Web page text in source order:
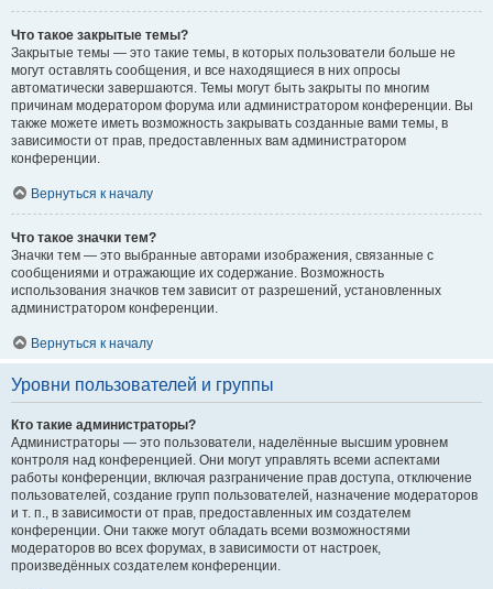
Что такое закрытые темы?
Закрытые темы — это такие темы, в которых пользователи больше не
могут оставлять сообщения, и все находящиеся в них опросы
автоматически завершаются. Темы могут быть закрыты по многим
причинам модератором форума или администратором конференции. Вы
также можете иметь возможность закрывать созданные вами темы, в
зависимости от прав, предоставленных вам администратором
конференции.
Вернуться к началу
Что такое значки тем?
Значки тем — это выбранные авторами изображения, связанные с
сообщениями и отражающие их содержание. Возможность
использования значков тем зависит от разрешений, установленных
администратором конференции.
Вернуться к началу
Уровни пользователей и группы
Кто такие администраторы?
Администраторы — это пользователи, наделённые высшим уровнем
контроля над конференцией. Они могут управлять всеми аспектами
работы конференции, включая разграничение прав доступа, отключение
пользователей, создание групп пользователей, назначение модераторов
и т. п., в зависимости от прав, предоставленных им создателем
конференции. Они также могут обладать всеми возможностями
модераторов во всех форумах, в зависимости от настроек,
произведённых создателем конференции.